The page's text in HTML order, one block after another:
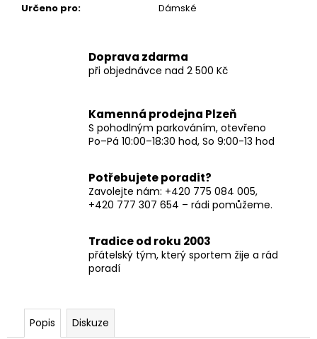
Určeno pro: Dámské
Doprava zdarma
při objednávce nad 2 500 Kč
Kamenná prodejna Plzeň
S pohodlným parkováním, otevřeno
Po–Pá 10:00–18:30 hod, So 9:00-13 hod
Potřebujete poradit?
Zavolejte nám: +420 775 084 005,
+420 777 307 654 – rádi pomůžeme.
Tradice od roku 2003
přátelský tým, který sportem žije a rád
poradí
Popis Diskuze